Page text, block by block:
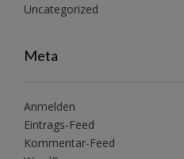
Uncategorized
Meta
Anmelden
Eintrags-Feed
Kommentar-Feed